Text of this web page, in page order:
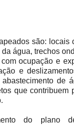
são: locais
água, trechos
ocupação e
e
de
que contribuem
do plano